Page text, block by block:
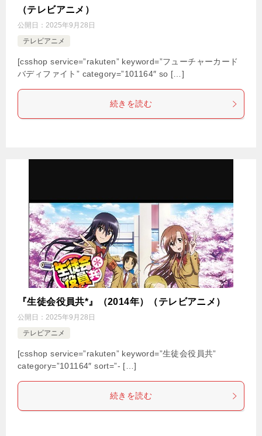
（テレビアニメ）
公開日： 2025年9月28日
テレビアニメ
[csshop service=”rakuten” keyword=”フューチャーカード
バディファイト” category=”101164″ so […]
続きを読む
『生徒会役員共*』（2014年）（テレビアニメ）
公開日： 2025年9月28日
テレビアニメ
[csshop service=”rakuten” keyword=”生徒会役員共”
category=”101164″ sort=”- […]
続きを読む